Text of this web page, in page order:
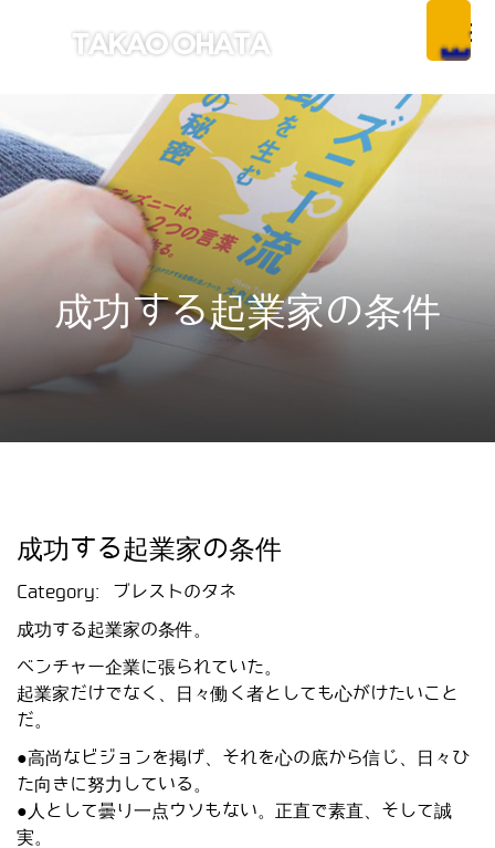
成功する起業家の条件
成功する起業家の条件
Category: ブレストのタネ
成功する起業家の条件。
ベンチャー企業に張られていた。
起業家だけでなく、日々働く者としても心がけたいこと
だ。
●高尚なビジョンを掲げ、それを心の底から信じ、日々ひ
た向きに努力している。
●人として曇り一点ウソもない。正直で素直、そして誠
実。